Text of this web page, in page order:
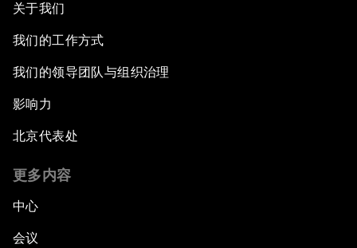
关于我们
我们的工作方式
我们的领导团队与组织治理
影响力
北京代表处
更多内容
中心
会议